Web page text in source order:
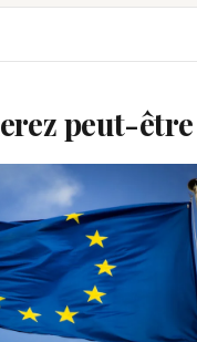
peut-